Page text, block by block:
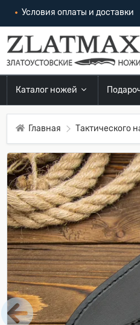
Условия оплаты и доставки
Каталог ножей
Главная Тактического